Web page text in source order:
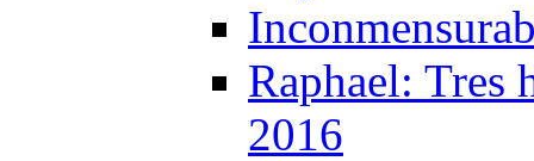
Raphael: Tres
2016